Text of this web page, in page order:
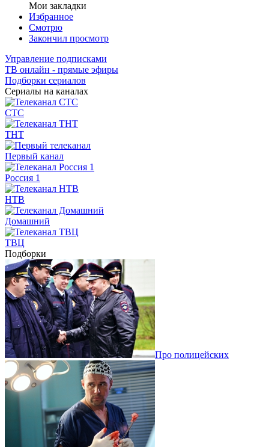
Мои закладки
Избранное
Смотрю
Закончил просмотр
Управление подписками
ТВ онлайн - прямые эфиры
Подборки сериалов
Сериалы на каналах
СТС
ТНТ
Первый канал
Россия 1
НТВ
Домашний
ТВЦ
Подборки
Про полицейских